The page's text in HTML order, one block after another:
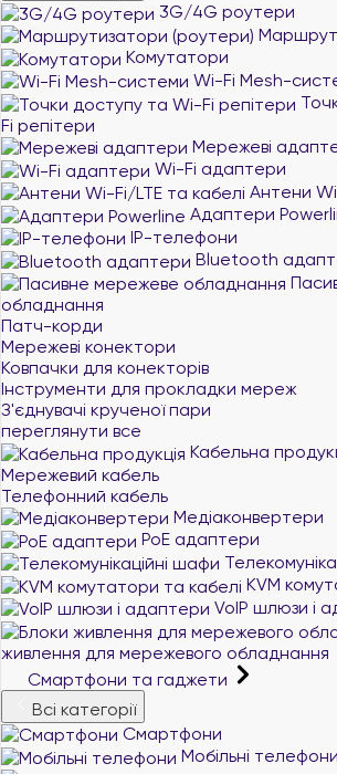
3G/4G роутери
Комутатори
Wi-Fi Mesh-
Fi репітери
Мережеві
Wi-Fi адаптери
Антени
Адаптери
IP-телефони
Bluetooth
обладнання
Патч-корди
Мережеві конектори
Ковпачки для конекторів
Інструменти для прокладки мереж
З'єднувачі крученої пари
переглянути все
Кабельна
Мережевий кабель
Телефонний кабель
Медіаконвертери
PoE адаптери
KVM
VoIP шлюзи і
живлення для мережевого обладнання
Смартфони та гаджети
Всі категорії
Смартфони
Мобільні телефони